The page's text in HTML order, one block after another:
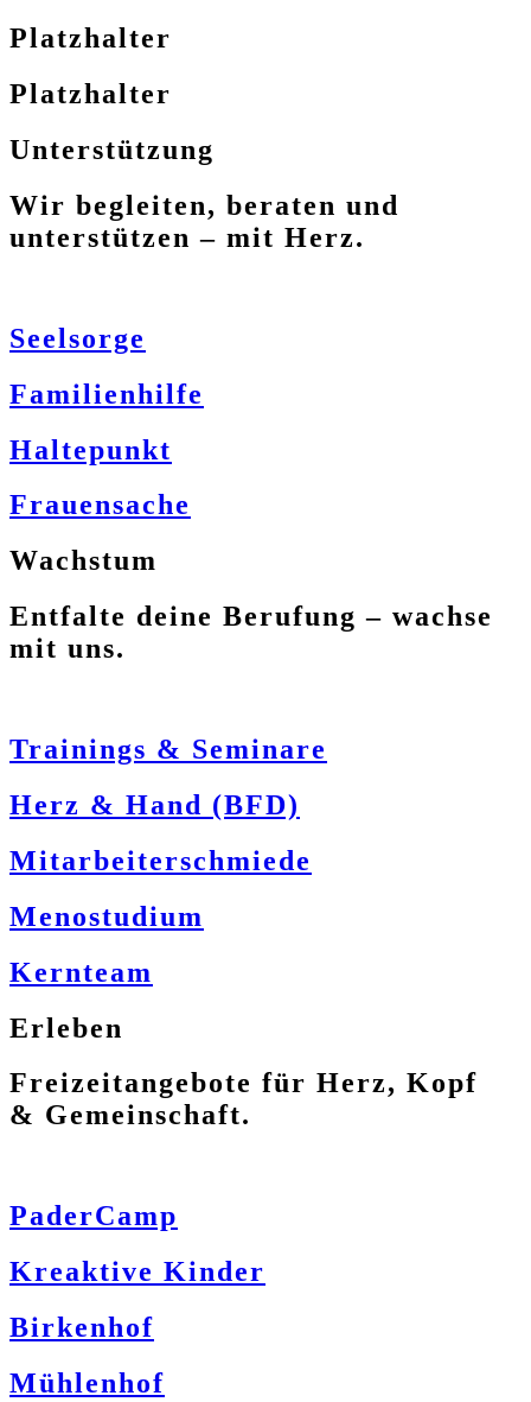
Platzhalter
Platzhalter
Unterstützung
Wir begleiten, beraten und
unterstützen – mit Herz.
Seelsorge
Familienhilfe
Haltepunkt
Frauensache
Wachstum
Entfalte deine Berufung – wachse
mit uns.
Trainings & Seminare
Herz & Hand (BFD)
Mitarbeiterschmiede
Menostudium
Kernteam
Erleben
Freizeitangebote für Herz, Kopf
& Gemeinschaft.
PaderCamp
Kreaktive Kinder
Birkenhof
Mühlenhof